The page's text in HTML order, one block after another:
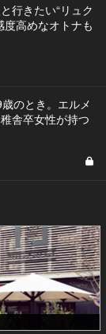
行きたい“リュク
度高めなオトナも
のとき。エルメ
舎卒女性が持つ